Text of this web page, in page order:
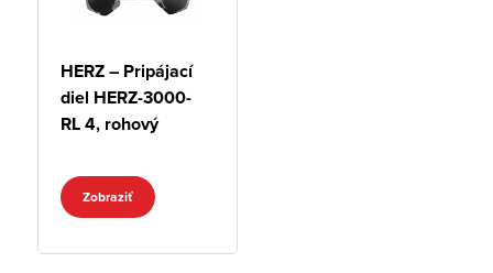
HERZ – Pripájací
diel HERZ-3000-
RL 4, rohový
Zobraziť